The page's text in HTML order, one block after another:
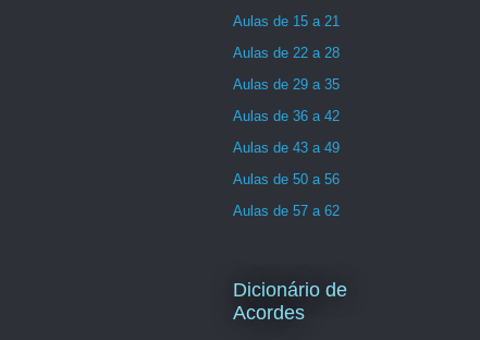
Aulas de 15 a 21
Aulas de 22 a 28
Aulas de 29 a 35
Aulas de 36 a 42
Aulas de 43 a 49
Aulas de 50 a 56
Aulas de 57 a 62
Dicionário de
Acordes